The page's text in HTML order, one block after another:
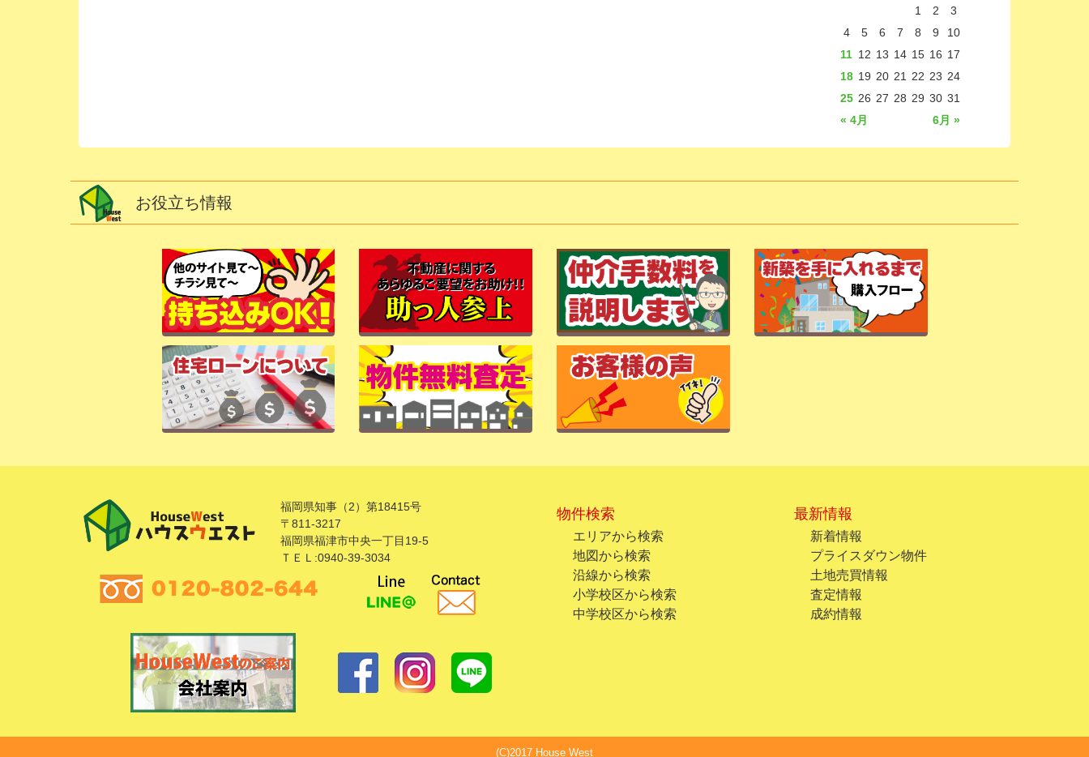
« 4月 6月 »
1 2
3
4
5 6 7 8 9
10
11 12 13 14 15 16 17
18 19 20 21 22 23 24
25 26 27 28 29 30 31
お役立ち情報
福岡県知事（2）第18415号
〒811-3217
福岡県福津市中央一丁目19-5
ＴＥＬ:0940-39-3034
物件検索
エリアから検索
地図から検索
沿線から検索
小学校区から検索
中学校区から検索
最新情報
新着情報
プライスダウン物件
土地売買情報
査定情報
成約情報
(C)2017 House West